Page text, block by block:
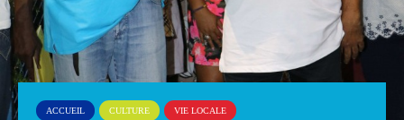
ACCUEIL CULTURE VIE LOCALE